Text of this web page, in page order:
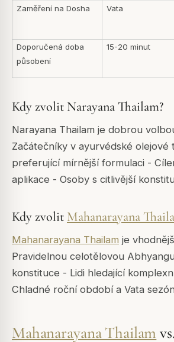
Zaměření na Dosha Vata
Doporučená doba
působení
15-20 minut
Kdy zvolit Narayana Thailam?
Narayana Thailam je dobrou
Začátečníky v ayurvédské olejové
preferující mírnější formulaci -
aplikace - Osoby s citlivější
Kdy zvolit Mahanarayana
Mahanarayana Thailam je
Pravidelnou celotělovou
konstituce - Lidi hledající
Chladné roční období a Vata
Mahanarayana Thailam vs.